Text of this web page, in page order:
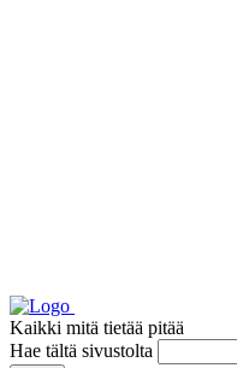
Kaikki mitä tietää pitää
Hae tältä sivustolta